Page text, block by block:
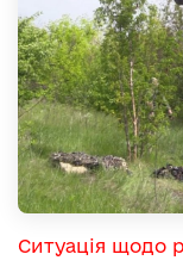
Ситуація щодо